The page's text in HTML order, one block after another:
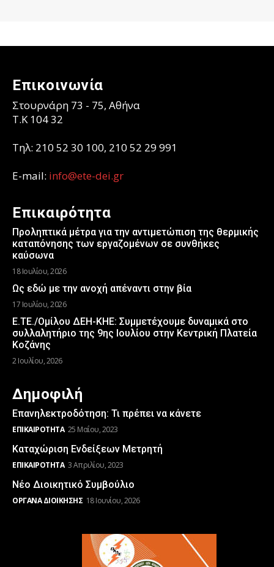
Επικοινωνία
Στουρνάρη 73 - 75, Αθήνα
T.K 104 32
Τηλ: 210 52 30 100, 210 52 29 991
E-mail: info@ete-dei.gr
Επικαιρότητα
Προληπτικά μέτρα για την αντιμετώπιση της θερμικής
καταπόνησης των εργαζομένων σε συνθήκες
καύσωνα
18 Ιουλίου, 2026
Ως εδώ με την ανοχή απέναντι στην βία
17 Ιουλίου, 2026
Ε.ΤΕ./Ομίλου ΔΕΗ-ΚΗΕ: Συμμετέχουμε δυναμικά στο
συλλαλητήριο της 9ης Ιουλίου στην Κεντρική Πλατεία
Κοζάνης
2 Ιουλίου, 2026
Δημοφιλή
Επανηλεκτροδότηση: Τι πρέπει να κάνετε
ΕΠΙΚΑΙΡΌΤΗΤΑ 25 Μαΐου, 2023
Καταχώριση Ενδείξεων Μετρητή
ΕΠΙΚΑΙΡΌΤΗΤΑ 3 Απριλίου, 2023
Νέο Διοικητικό Συμβούλιο
ΌΡΓΑΝΑ ΔΙΟΊΚΗΣΗΣ 18 Ιουνίου, 2026